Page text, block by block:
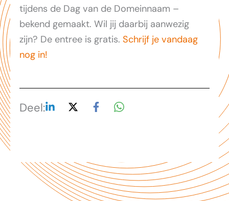
tijdens de Dag van de Domeinnaam –
bekend gemaakt. Wil jij daarbij aanwezig
zijn? De entree is gratis.Schrijf je vandaag
nog in!
Deel: